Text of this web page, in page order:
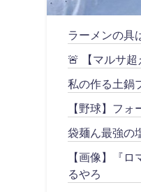
ラーメンの具
🚨 【マルサ
私の作る土鍋
【野球】フ
袋麺ん最強の
【画像】『
るやろ